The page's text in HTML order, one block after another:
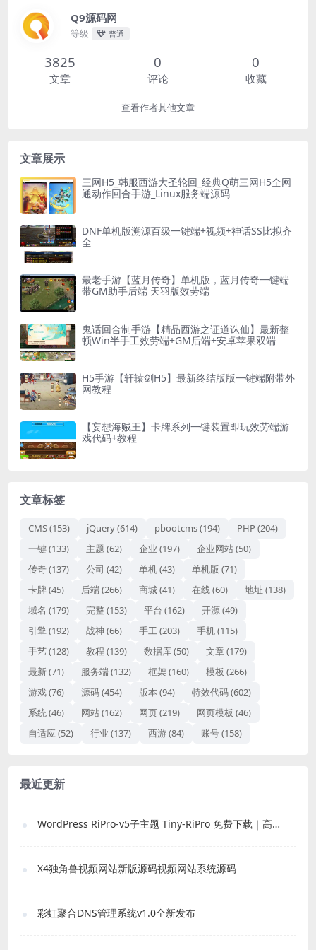
Q9源码网
等级 普通
3825
文章
0
评论
0
收藏
查看作者其他文章
文章展示
三网H5_韩服西游大圣轮回_经典Q萌三网H5全网
通动作回合手游_Linux服务端源码
DNF单机版溯源百级一键端+视频+神话SS比拟齐
全
最老手游【蓝月传奇】单机版，蓝月传奇一键端
带GM助手后端 天羽版效劳端
鬼话回合制手游【精品西游之证道诛仙】最新整
顿Win半手工效劳端+GM后端+安卓苹果双端
H5手游【轩辕剑H5】最新终结版版一键端附带外
网教程
【妄想海贼王】卡牌系列一键装置即玩效劳端游
戏代码+教程
文章标签
CMS(153) jQuery(614) pbootcms(194) PHP(204)
一键(133) 主题 (62) 企业 (197) 企业网站(50)
传奇(137) 公司 (42) 单机(43) 单机版 (71)
卡牌 (45) 后端(266) 商城(41) 在线(60) 地址 (138)
域名 (179) 完整(153) 平台 (162) 开源(49)
引擎(192) 战神 (66) 手工 (203) 手机(115)
手艺(128) 教程 (139) 数据库(50) 文章 (179)
最新 (71) 服务端(132) 框架 (160) 模板 (266)
游戏(76) 源码(454) 版本 (94) 特效代码(602)
系统 (46) 网站(162) 网页(219) 网页模板 (46)
自适应 (52) 行业 (137) 西游(84) 账号(158)
最近更新
WordPress RiPro-v5子主题 Tiny-RiPro 免费下载｜高转化资源站必备
X4独角兽视频网站新版源码视频网站系统源码
彩虹聚合DNS管理系统v1.0全新发布